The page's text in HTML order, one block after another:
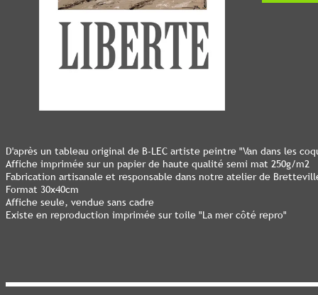
D'après un tableau original de B-LEC artiste peintre "Van dans les
Affiche imprimée sur un papier de haute qualité semi mat 250g/m2
Fabrication artisanale et responsable dans notre atelier de
Format 30x40cm
Affiche seule, vendue sans cadre
Existe en reproduction imprimée sur toile "La mer côté repro"